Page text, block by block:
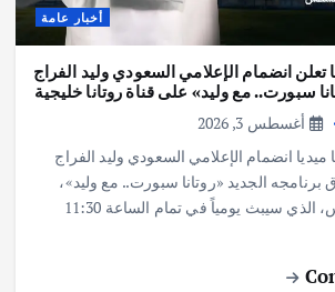
أخبار عامة
تعلن انضمام الإعلامي السعودي وليد الفراج
سبورت.. مع وليد» على قناة روتانا خليجية
أغسطس 3, 2026
انضمام الإعلامي السعودي وليد الفراج
برنامجه الجديد «روتانا سبورت.. مع وليد»،
ابتداءً من 12 أغسطس، الذي سيبث يومياً في تمام الساعة 11:30